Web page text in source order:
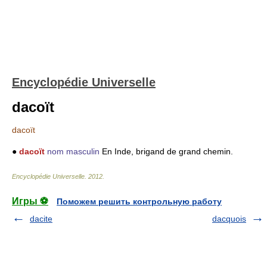
Encyclopédie Universelle
dacoït
dacoït
● dacoït nom masculin En Inde, brigand de grand chemin.
Encyclopédie Universelle 2012
Игры ⚽
Поможем решить контрольную работу
dacite
dacquois